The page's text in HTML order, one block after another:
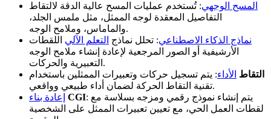
المسح الوجهي: تُستخدم عمليات المسح عالية الدقة لالتقاط
التفاصيل المعقدة لوجه الممثل، مثل ملمس الجلد،
والماماس، وملامح الوجه.
نماذج الذكاء الاصطناعي: تحلل نماذج التعلم الآلي اللقطات
الأرشيفية أو الصور المرجعية لإعادة إنشاء ملامح الوجه
التعبيرية والحركات.
التقاط الأداء: يتم تسجيل حركات وتعبيرات الممثلين باستخدام
تقنية التقاط الحركة لضمان أداء طبيعي وواقعي.
إعادة بناء CGI: يتم إنشاء نموذج رقمي ومزجه بسلاسة مع
لقطات العمل الحي، مع تعيين تعبيرات الممثل على الشخصية